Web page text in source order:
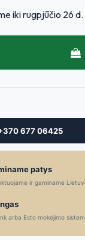
iki rugpjūčio 26 d.
677 06425
patys
ir gaminame
arba Esto mokėjimo